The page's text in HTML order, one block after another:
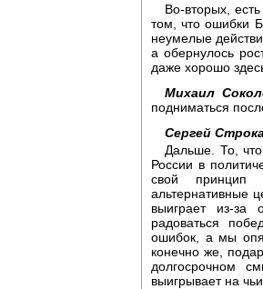
Во-вторых,
том, что ошибки
неумелые
а обернулось
даже хорошо
Михаил
подниматься
Сергей
Дальше. То,
России в
свой принцип
альтернативные
выиграет из-за
радоваться
ошибок, а мы
конечно же,
долгосрочном
выигрывает на